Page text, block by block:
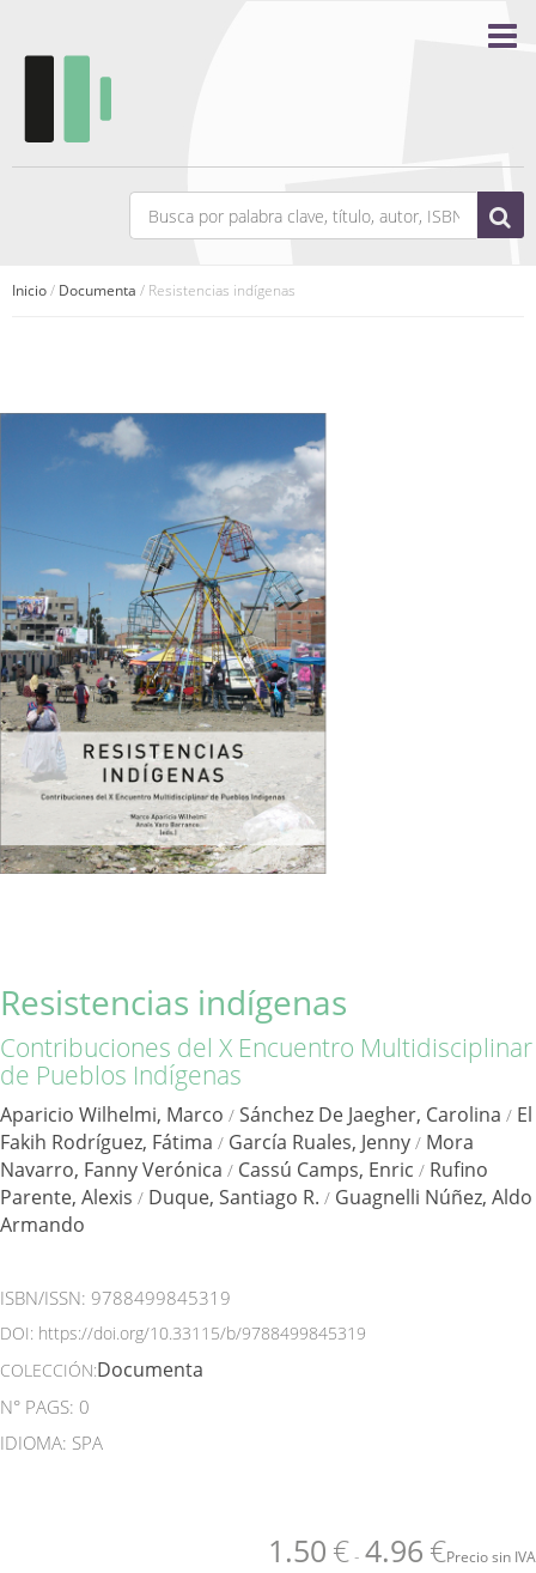
Inicio/ Documenta / Resistencias indígenas
Resistencias indígenas
Contribuciones del X Encuentro Multidisciplinar
de Pueblos Indígenas
Aparicio Wilhelmi, Marco / Sánchez De Jaegher, Carolina / El
Fakih Rodríguez, Fátima / García Ruales, Jenny / Mora
Navarro, Fanny Verónica / Cassú Camps, Enric / Rufino
Parente, Alexis / Duque, Santiago R. / Guagnelli Núñez, Aldo
Armando
ISBN/ISSN: 9788499845319
DOI: https://doi.org/10.33115/b/9788499845319
COLECCIÓN:Documenta
N° PAGS: 0
IDIOMA: SPA
1.50 € - 4.96 €Precio sin IVA